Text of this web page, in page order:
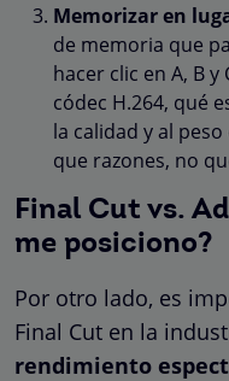
Memorizar en
de memoria que
hacer clic en A, B
códec H.264, qué
la calidad y al
que razones, no
Final Cut vs.
me posiciono?
Por otro lado, es
Final Cut en la
rendimiento